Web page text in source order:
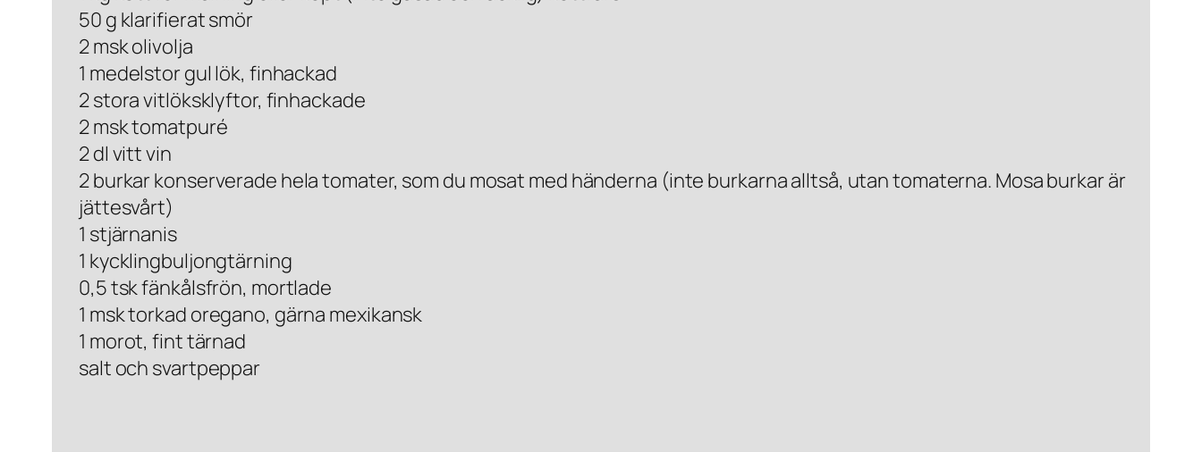
50 g klarifierat smör
2 msk olivolja
1 medelstor gul lök, finhackad
2 stora vitlöksklyftor, finhackade
2 msk tomatpuré
2 dl vitt vin
2 burkar konserverade hela tomater, som du mosat med händerna (inte burkarna alltså, utan tomaterna. Mosa burkar är
jättesvårt)
1 stjärnanis
1 kycklingbuljongtärning
0,5 tsk fänkålsfrön, mortlade
1 msk torkad oregano, gärna mexikansk
1 morot, fint tärnad
salt och svartpeppar